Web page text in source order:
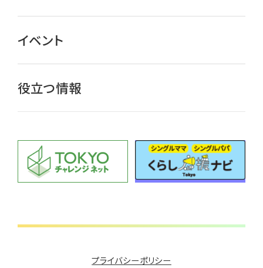
イベント
役立つ情報
プライバシーポリシー